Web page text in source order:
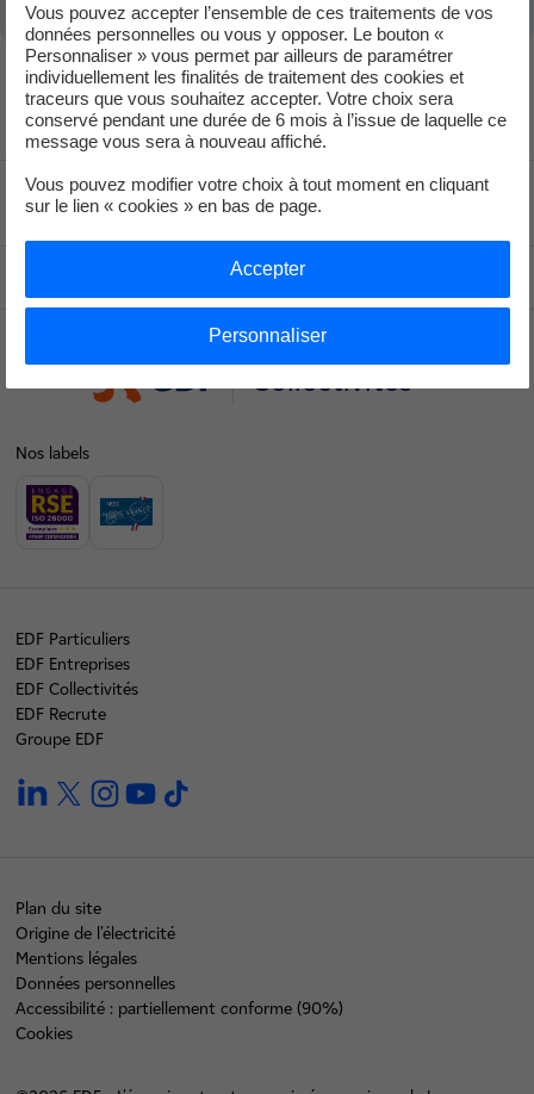
Voir le fil d'ariane
Haut de page
Collectivités
Nos labels
EDF Particuliers
EDF Entreprises
EDF Collectivités
EDF Recrute
Groupe EDF
linkedintwitterinstagramyoutube
Plan du site
Origine de l'électricité
Mentions légales
Données personnelles
Accessibilité : partiellement conforme (90%)
Cookies
Vous pouvez accepter l’ensemble de ces traitements de vos
données personnelles ou vous y opposer. Le bouton «
Personnaliser » vous permet par ailleurs de paramétrer
individuellement les finalités de traitement des cookies et
traceurs que vous souhaitez accepter. Votre choix sera
conservé pendant une durée de 6 mois à l’issue de laquelle ce
message vous sera à nouveau affiché.
Vous pouvez modifier votre choix à tout moment en cliquant
sur le lien « cookies » en bas de page.
Personnaliser
Accepter